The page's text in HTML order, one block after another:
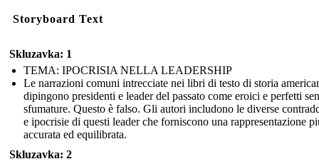
Storyboard Text
Skluzavka: 1
TEMA: IPOCRISIA NELLA LEADERSHIP
Le narrazioni comuni intrecciate nei libri di testo di storia
dipingono presidenti e leader del passato come eroici e perfetti
sfumature. Questo è falso. Gli autori includono le diverse
e ipocrisie di questi leader che forniscono una rappresentazione
accurata ed equilibrata.
Skluzavka: 2